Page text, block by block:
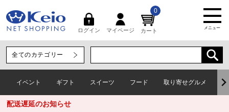
ログイン マイページ カート
0
メニュー
イベント ギフト スイーツ フード 取り寄せグルメ
配送遅延のお知らせ